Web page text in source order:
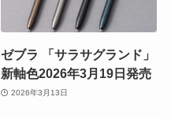
ゼブラ 「サラサグランド」
新軸色2026年3月19日発売
2026年3月13日